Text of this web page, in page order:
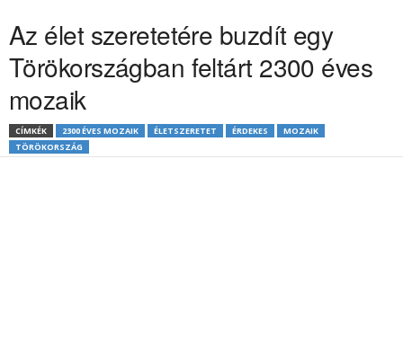
Az élet szeretetére buzdít egy
Törökországban feltárt 2300 éves
mozaik
CÍMKÉK 2300 ÉVES MOZAIK ÉLETSZERETET ÉRDEKES
MOZAIK
TÖRÖKORSZÁG